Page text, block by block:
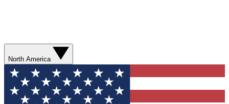
North America